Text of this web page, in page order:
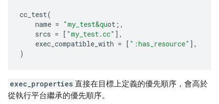
cc_test(
name = "my_test&quot; ,
srcs = [ "my_test.cc" ],
exec_compatible_with = [ ":has_resource" ],
)
exec_properties 直接在目標上定義的優先順序，會高於
從執行平台繼承的優先順序。